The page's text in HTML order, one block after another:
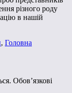
різного роду
в нашій
, Головна
Обов’язкові